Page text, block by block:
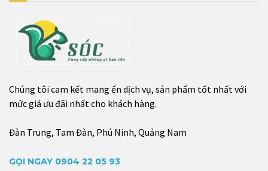
Chúng tôi cam kết mang ến dịch vụ, sản phẩm tốt nhất với
mức giá ưu đãi nhất cho khách hàng.
Đàn Trung, Tam Đàn, Phú Ninh, Quảng Nam
GỌI NGAY 0904 22 05 93